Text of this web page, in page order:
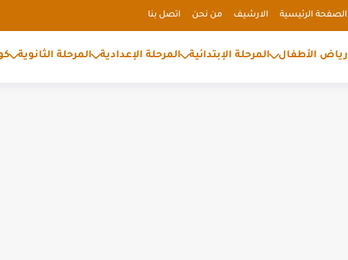
الصفحة الرئيسية الارشيف من نحن اتصل بنا
رياض الأطفال المرحلة الإبتدائية المرحلة الإعدادية المرحلة الثانوية